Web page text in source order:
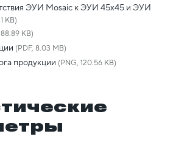
ЭУИ Mosaic к ЭУИ 45x45 и ЭУИ
KB)
KB)
(PDF, 8.03 MB)
продукции (PNG, 120.56 KB)